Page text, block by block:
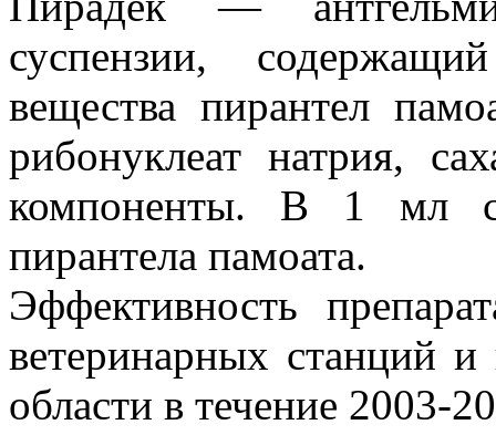
суспензии,
вещества пирантел
рибонуклеат натрия,
компоненты. В 1 мл
пирантела памоата.
Эффективность
ветеринарных станций
области в течение 2003-